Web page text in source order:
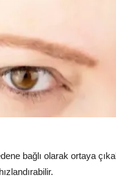
bağlı olarak ortaya